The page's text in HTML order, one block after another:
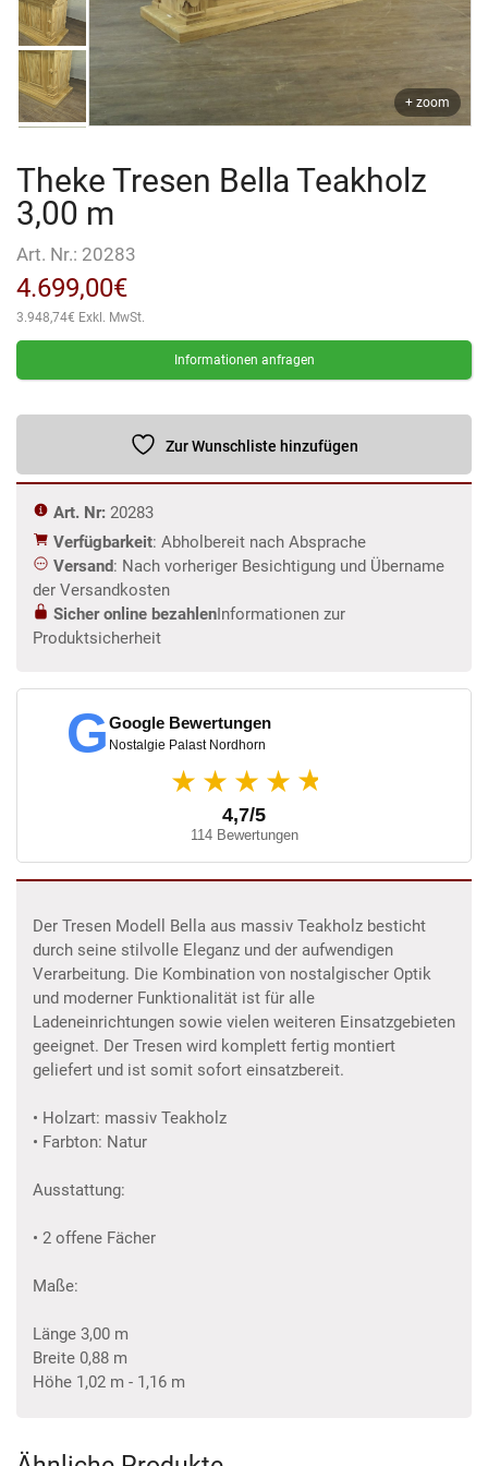
+ zoom
Theke Tresen Bella Teakholz
3,00 m
Art. Nr.: 20283
4.699,00€
3.948,74€ Exkl. MwSt.
Informationen anfragen
Zur Wunschliste hinzufügen
Art. Nr: 20283
Verfügbarkeit: Abholbereit nach Absprache
Versand: Nach vorheriger Besichtigung und Übername
der Versandkosten
Sicher online bezahlenInformationen zur
Produktsicherheit
GGoogle Bewertungen
Nostalgie Palast Nordhorn
★★★★ ★
4,7/5
114 Bewertungen
Der Tresen Modell Bella aus massiv Teakholz besticht
durch seine stilvolle Eleganz und der aufwendigen
Verarbeitung. Die Kombination von nostalgischer Optik
und moderner Funktionalität ist für alle
Ladeneinrichtungen sowie vielen weiteren Einsatzgebieten
geeignet. Der Tresen wird komplett fertig montiert
geliefert und ist somit sofort einsatzbereit.
• Holzart: massiv Teakholz
• Farbton: Natur
Ausstattung:
• 2 offene Fächer
Maße:
Länge 3,00 m
Breite 0,88 m
Höhe 1,02 m - 1,16 m